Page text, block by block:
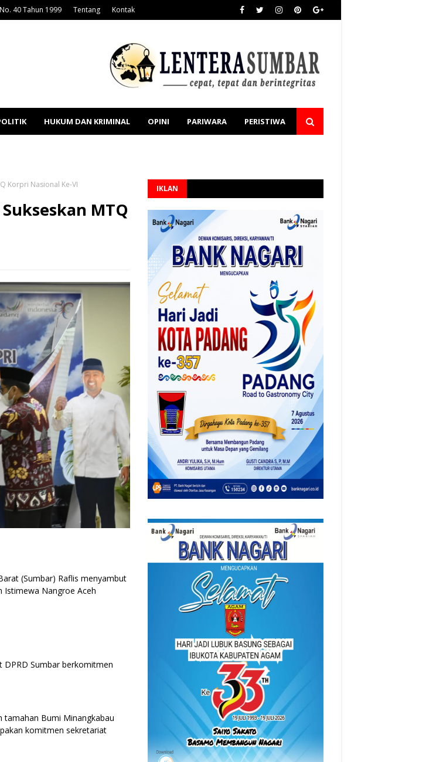
40 Tahun 1999 Tentang Kontak
HUKUM DAN KRIMINAL OPINI PARIWARA PERISTIWA
Korpri Nasional Ke-VI
MTQ
(Sumbar) Raflis menyambut
Istimewa Nangroe Aceh
DPRD Sumbar berkomitmen
tamahan Bumi Minangkabau
komitmen sekretariat
IKLAN